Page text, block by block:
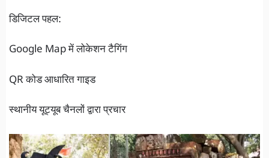
डिजिटल पहल:
Google Map में लोकेशन टैगिंग
QR कोड आधारित गाइड
स्थानीय यूट्यूब चैनलों द्वारा प्रचार